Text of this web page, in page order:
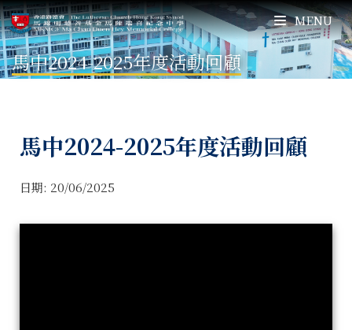
MENU
馬中2024-2025年度活動回顧
馬中2024-2025年度活動回顧
日期: 20/06/2025